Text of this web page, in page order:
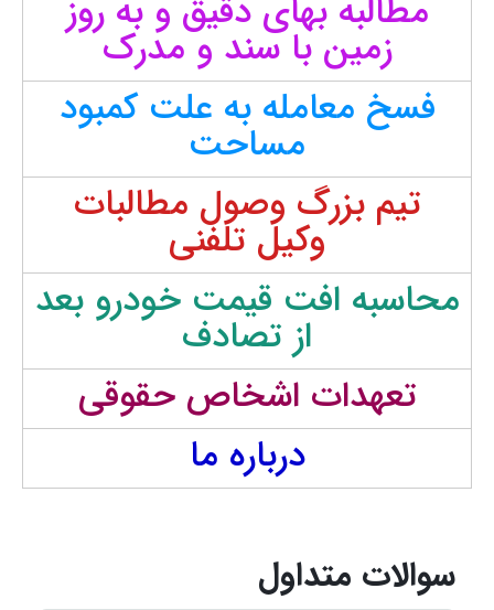
مطالبه بهای دقیق و به روز
زمین با سند و مدرک
فسخ معامله به علت کمبود
مساحت
تیم بزرگ وصول مطالبات
وکیل تلفنی
محاسبه افت قیمت خودرو بعد
از تصادف
تعهدات اشخاص حقوقی
درباره ما
سوالات متداول